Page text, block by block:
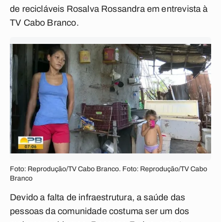
de recicláveis Rosalva Rossandra em entrevista à
TV Cabo Branco.
Foto: Reprodução/TV Cabo Branco. Foto: Reprodução/TV Cabo
Branco
Devido a falta de infraestrutura, a saúde das
pessoas da comunidade costuma ser um dos